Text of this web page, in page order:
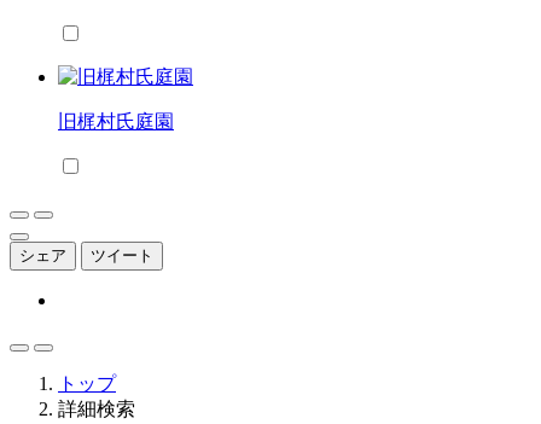
旧梶村氏庭園
シェア ツイート
トップ
詳細検索